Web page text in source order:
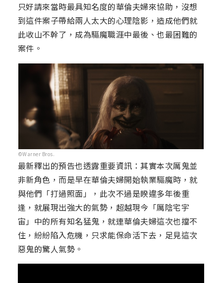
只好請來當時最具知名度的華倫夫婦來協助，沒想
到這件案子帶給兩人太大的心理陰影，造成他們就
此收山不幹了，成為驅魔職涯中最後、也最困難的
案件。
©Warner Bros.
最新釋出的預告也透露重要資訊：其實本次厲鬼並
非新角色，而是早在華倫夫婦開始執業驅魔時，就
與他們「打過照面」，此次不過是睽違多年後重
逢，就展現出強大的氣勢，超越現今「厲陰宅宇
宙」中的所有知名猛鬼，就連華倫夫婦這次也擋不
住，紛紛陷入危機，只求能保命活下去，足見這次
惡鬼的驚人氣勢。